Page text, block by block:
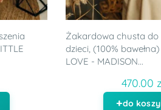
Żakardowa chusta do
dzieci, (100%
LOVE - MADISON...
470.00
do